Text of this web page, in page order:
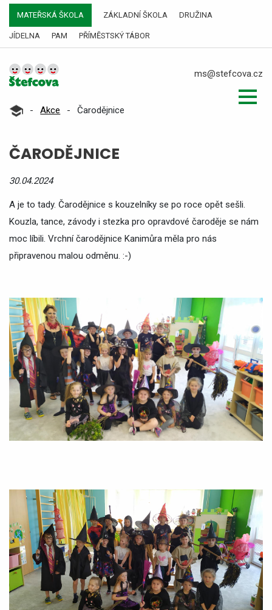
MATEŘSKÁ ŠKOLA ZÁKLADNÍ ŠKOLA DRUŽINA
JÍDELNA PAM PŘÍMĚSTSKÝ TÁBOR
ms@stefcova.cz
- Akce - Čarodějnice
ČARODĚJNICE
30.04.2024
A je to tady. Čarodějnice s kouzelníky se po roce opět sešli.
Kouzla, tance, závody i stezka pro opravdové čaroděje se nám
moc líbili. Vrchní čarodějnice Kanimůra měla pro nás
připravenou malou odměnu. :-)